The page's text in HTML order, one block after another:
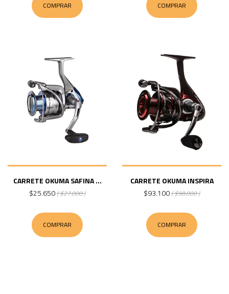
COMPRAR COMPRAR
CARRETE OKUMA SAFINA ...
$25.650( $27.000 )
COMPRAR
CARRETE OKUMA INSPIRA
$93.100( $98.000 )
COMPRAR